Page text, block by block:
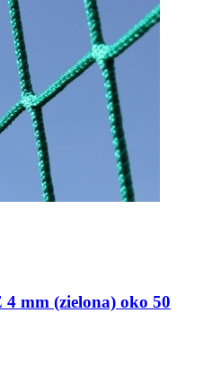
mm (zielona) oko 50